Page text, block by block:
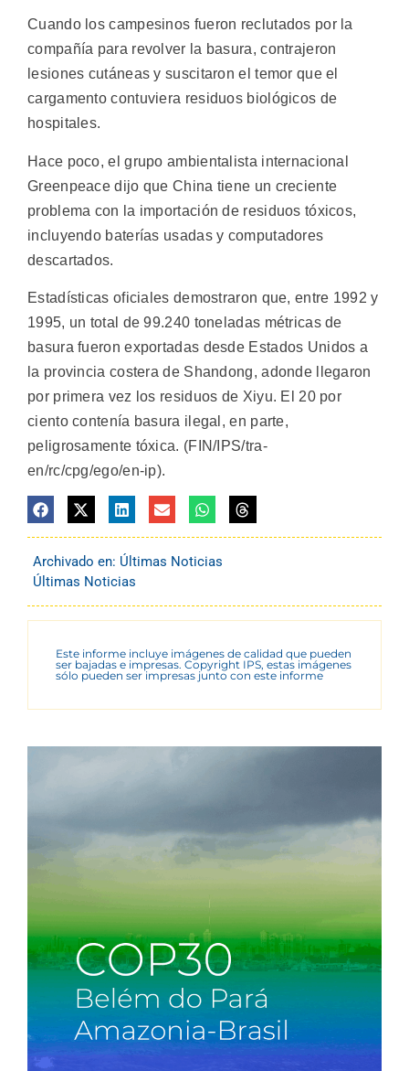
Cuando los campesinos fueron reclutados por la
compañía para revolver la basura, contrajeron
lesiones cutáneas y suscitaron el temor que el
cargamento contuviera residuos biológicos de
hospitales.
Hace poco, el grupo ambientalista internacional
Greenpeace dijo que China tiene un creciente
problema con la importación de residuos tóxicos,
incluyendo baterías usadas y computadores
descartados.
Estadísticas oficiales demostraron que, entre 1992 y
1995, un total de 99.240 toneladas métricas de
basura fueron exportadas desde Estados Unidos a
la provincia costera de Shandong, adonde llegaron
por primera vez los residuos de Xiyu. El 20 por
ciento contenía basura ilegal, en parte,
peligrosamente tóxica. (FIN/IPS/tra-
en/rc/cpg/ego/en-ip).
Archivado en: Últimas Noticias
Últimas Noticias
Este informe incluye imágenes de calidad que pueden
ser bajadas e impresas. Copyright IPS, estas imágenes
sólo pueden ser impresas junto con este informe